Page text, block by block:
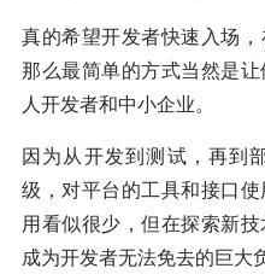
真的希望开发者快速入场
那么最简单的方式当然是
人开发者和中小企业。
因为从开发到测试，再到
级，对平台的工具和接口
用看似很少，但在探索新
成为开发者无法免去的巨大